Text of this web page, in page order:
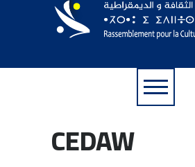
Rassemblement pour la
Culture et la Démocratie
CEDAW